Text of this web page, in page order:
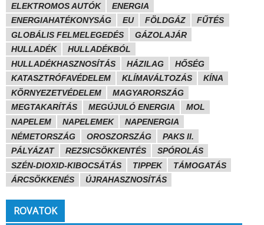
ELEKTROMOS AUTÓK
ENERGIA
ENERGIAHATÉKONYSÁG
EU FÖLDGÁZ
FŰTÉS
GLOBÁLIS FELMELEGEDÉS
GÁZOLAJÁR
HULLADÉK
HULLADÉKBÓL
HULLADÉKHASZNOSÍTÁS
HÁZILAG
HŐSÉG
KATASZTRÓFAVÉDELEM
KLÍMAVÁLTOZÁS
KÍNA
KÖRNYEZETVÉDELEM
MAGYARORSZÁG
MEGTAKARÍTÁS
MEGÚJULÓ ENERGIA
MOL
NAPELEM
NAPELEMEK
NAPENERGIA
NÉMETORSZÁG
OROSZORSZÁG
PAKS II.
PÁLYÁZAT
REZSICSÖKKENTÉS
SPÓROLÁS
SZÉN-DIOXID-KIBOCSÁTÁS
TIPPEK
TÁMOGATÁS
ÁRCSÖKKENÉS
ÚJRAHASZNOSÍTÁS
ROVATOK